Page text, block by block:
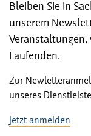
Bleiben Sie in
unserem
Veranstaltungen,
Laufenden.
Zur
unseres
Jetzt anmelden